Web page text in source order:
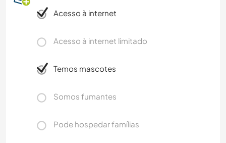
Acesso à internet
Acesso à internet limitado
Temos mascotes
Somos fumantes
Pode hospedar famílias